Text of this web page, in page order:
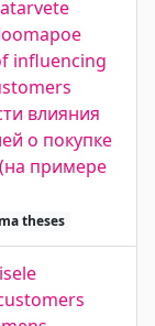
influencing
влияния
о покупке
примере
theses